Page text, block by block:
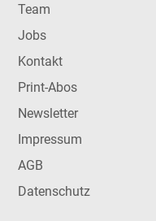
Team
Jobs
Kontakt
Print-Abos
Newsletter
Impressum
AGB
Datenschutz